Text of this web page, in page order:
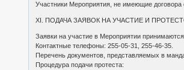
Участники Мероприятия, не имеющие договора
XI. ПОДАЧА ЗАЯВОК НА УЧАСТИЕ И
Заявки на участие в Мероприятии
Контактные телефоны: 255-05-31, 255-46-35.
Перечень документов, представляемых в
Процедура подачи протеста: